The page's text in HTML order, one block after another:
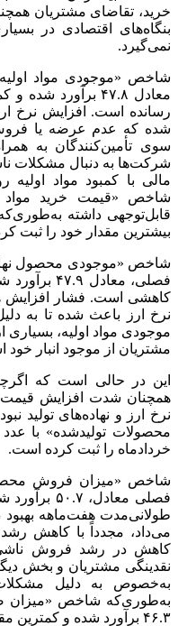
خرید، تقاضای مشتریان
بنگاه‌های اقتصادی در
نمی‌گیرد.
شاخص «موجودی مواد
معادل ۴۷.۸ برآورد
رسانده است. افزایش نرخ
شده که عدم عرضه یا فروش
سوی تأمین‌کنندگان به
شرکت‌ها به دنبال مشکلات
مالی با کمبود مواد اولیه
بیشترین مقدار خود را ثبت
شاخص «موجودی محصول نهایی
فصلی،
کاهشی است. فشار افزایش
نرخ ارز باعث شده تا به
موجودی مواد اولیه،
مشتریان از موجود انبار خود
این در حالی است که
همچنان شدت افزایش
نرخ ارز و نهاده‌های تولید
خردادماه را ثبت کرده است.
شاخص «میزان فروش
فصلی
طولانی‌مدت هفت‌ماهه
می‌داد، مجدداً با کاهش
کاهش در رشد فروش
نقدینگی مشتریان و بخش
به‌خصوص به دلیل
به‌طوری‌که شاخص «میزان
۴۶.۳ برآورد شده و کمترین مقدار سه‌ماهه خود را ثبت کرده است.